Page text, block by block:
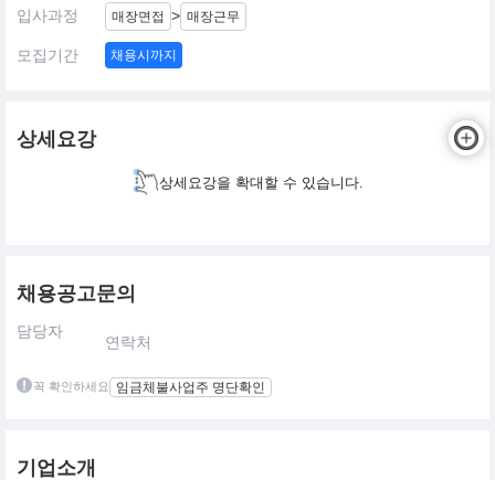
입사과정 매장면접 > 매장근무
모집기간 채용시까지
상세요강
상세요강을 확대할 수 있습니다.
채용공고문의
담당자
연락처
꼭 확인하세요 임금체불사업주 명단확인
기업소개